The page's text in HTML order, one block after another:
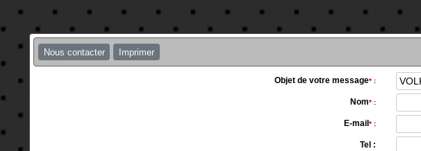
Nous contacter Imprimer
Objet de votre message*:
Nom*:
E-mail *:
Tel :